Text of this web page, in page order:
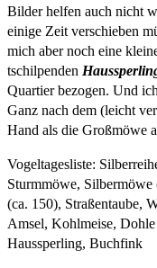
Bilder helfen auch nicht
einige Zeit verschieben
mich aber noch eine
tschilpenden
Quartier bezogen. Und
Ganz nach dem (leicht
Hand als die Großmöwe
Vogeltagesliste:
Sturmmöwe,
(ca. 150), Straßentaube,
Amsel, Kohlmeise,
Haussperling, Buchfink